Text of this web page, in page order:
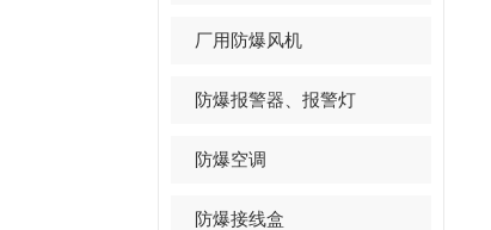
厂用防爆风机
防爆报警器、报警灯
防爆空调
防爆接线盒